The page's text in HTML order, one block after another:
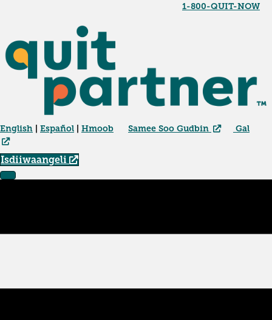
1-800-QUIT-NOW
English Español Hmoob Samee Soo Gudbin Gal
Isdiiwaangeli